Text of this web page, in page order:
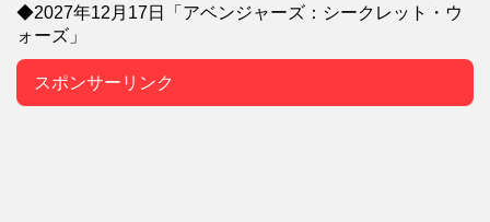
◆2027年12月17日「アベンジャーズ：シークレット・ウ
ォーズ」
スポンサーリンク